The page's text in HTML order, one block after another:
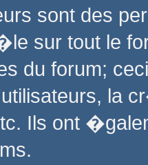
sont des
sur tout le
du forum;
la
Ils ont